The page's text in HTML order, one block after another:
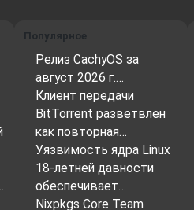
Популярное
Релиз CachyOS за
август 2026 г.…
Клиент передачи
BitTorrent разветвлен
как повторная…
Уязвимость ядра Linux
18-летней давности
обеспечивает…
Nixpkgs Core Team